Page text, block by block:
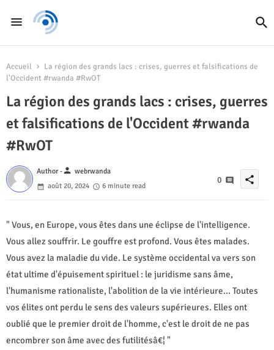
Accueil
La région des grands lacs : crises, guerres et falsifications de
l'Occident #rwanda #RwOT
La région des grands lacs : crises, guerres
et falsifications de l'Occident #rwanda
#RwOT
Author -person webrwanda
août 20, 2024
6 minute read
0 share
" Vous, en Europe, vous êtes dans une éclipse de l'intelligence.
Vous allez souffrir. Le gouffre est profond. Vous êtes malades.
Vous avez la maladie du vide. Le système occidental va vers son
état ultime d'épuisement spirituel : le juridisme sans âme,
l'humanisme rationaliste, l'abolition de la vie intérieure... Toutes
vos élites ont perdu le sens des valeurs supérieures. Elles ont
oublié que le premier droit de l'homme, c'est le droit de ne pas
encombrer son âme avec des futilitésâ€¦ "